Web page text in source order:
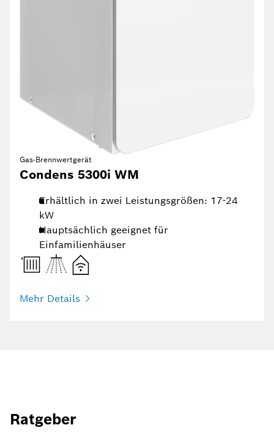
Gas-Brennwertgerät
Condens 5300i WM
Erhältlich in zwei Leistungsgrößen: 17-24
kW
Hauptsächlich geeignet für
Einfamilienhäuser
Mehr Details
Ratgeber